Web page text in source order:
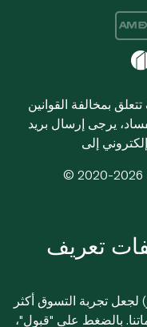
بمخالفة القوانين
يرجى إرسال بريد
تعريف
لجعل تجربة التسوق أكثر
بالضغط على "قبول"،